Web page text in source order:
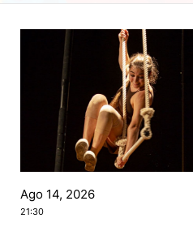
Ago 14, 2026
21:30